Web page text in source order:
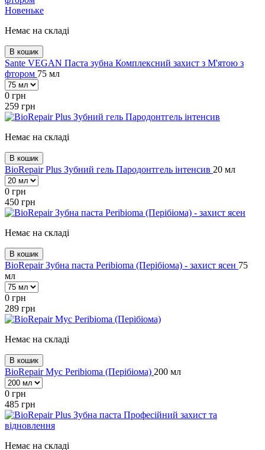
Новеньке
Немає на складі
В кошик
Sante VEGAN Паста зубна Комплексний захист з М'ятою з
фтором 75 мл
0 грн
259 грн
Немає на складі
В кошик
BioRepair Plus Зубний гель Пародонтгель інтенсив 20 мл
0 грн
450 грн
Немає на складі
В кошик
BioRepair Зубна паста Peribioma (Перібіома) - захист ясен 75
мл
0 грн
289 грн
Немає на складі
В кошик
BioRepair Мус Peribioma (Перібіома) 200 мл
0 грн
485 грн
Немає на складі